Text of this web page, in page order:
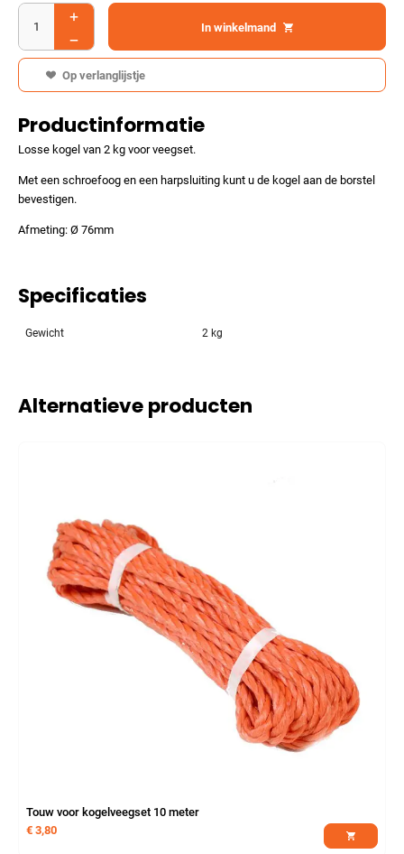
In winkelmand
Op verlanglijstje
Productinformatie
Losse kogel van 2 kg voor veegset.
Met een schroefoog en een harpsluiting kunt u de kogel aan de borstel
bevestigen.
Afmeting: Ø 76mm
Specificaties
Gewicht 2 kg
Alternatieve producten
Touw voor kogelveegset 10 meter
€ 3,80